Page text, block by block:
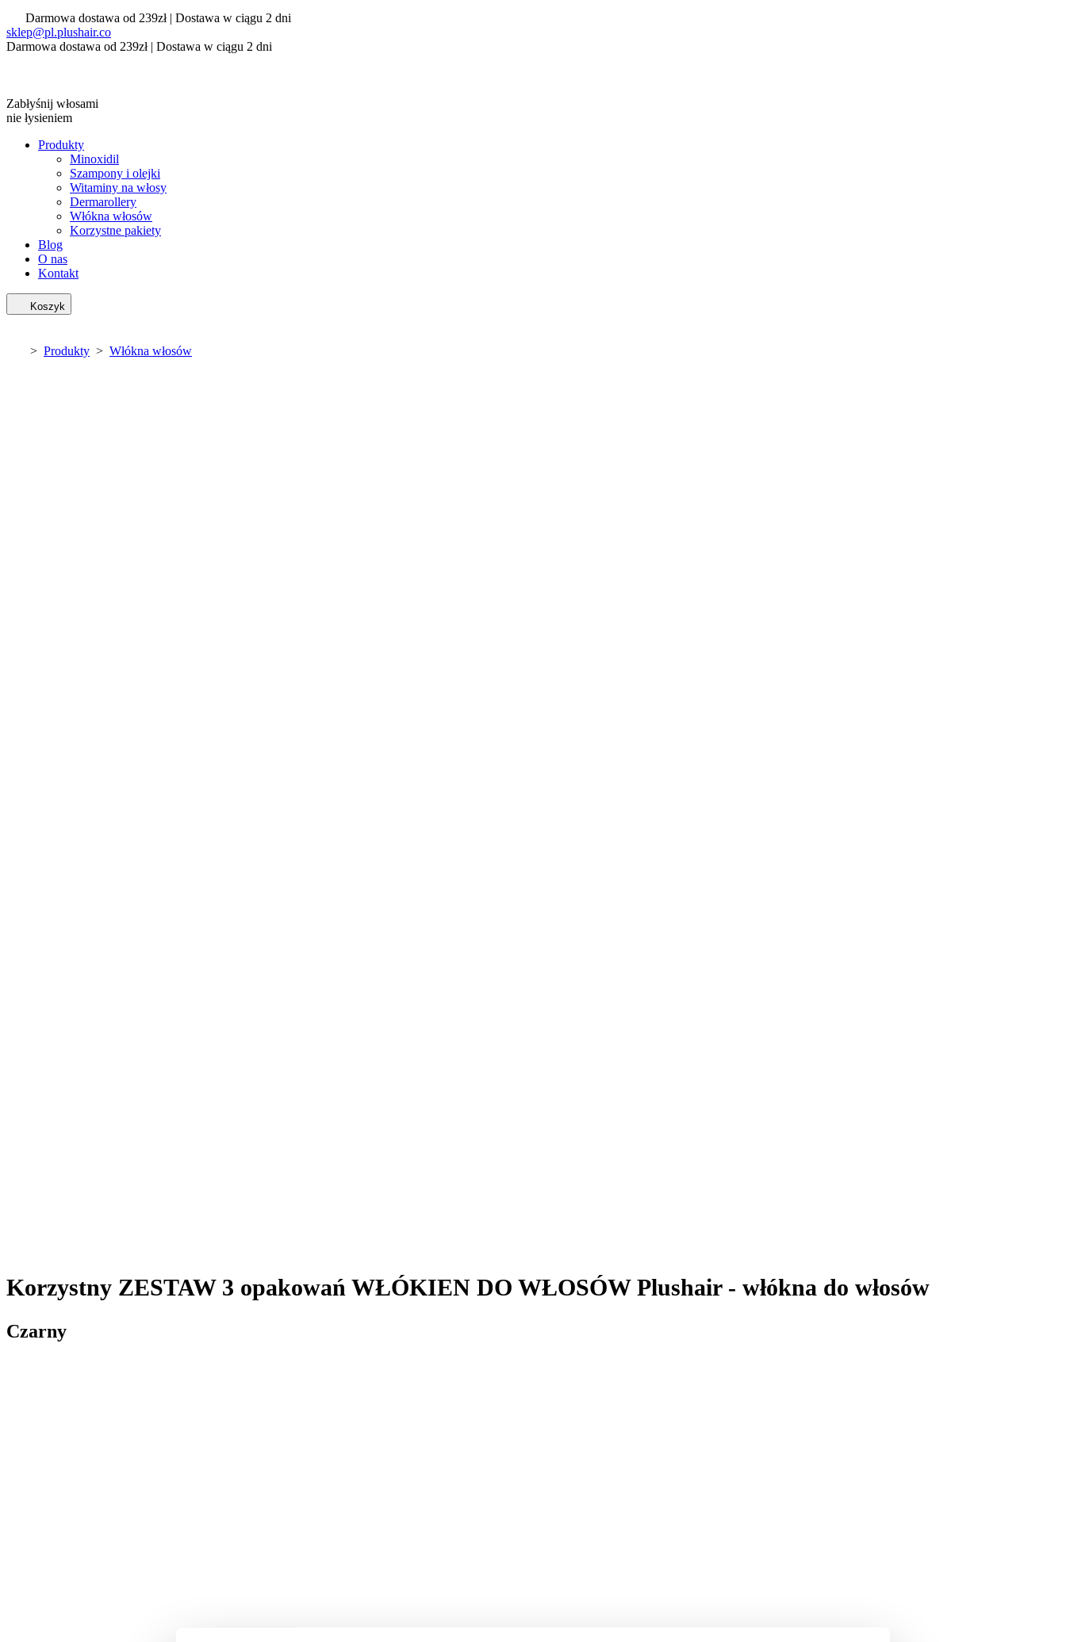
Darmowa dostawa od 239zł | Dostawa w ciągu 2 dni
sklep@pl.plushair.co
Darmowa dostawa od 239zł | Dostawa w ciągu 2 dni
Zabłyśnij włosami
nie łysieniem
Produkty
Minoxidil
Szampony i olejki
Witaminy na włosy
Dermarollery
Włókna włosów
Korzystne pakiety
Blog
O nas
Kontakt
Koszyk
> Produkty > Włókna włosów
Korzystny ZESTAW 3 opakowań WŁÓKIEN DO WŁOSÓW Plushair - włókna do włosów
Czarny